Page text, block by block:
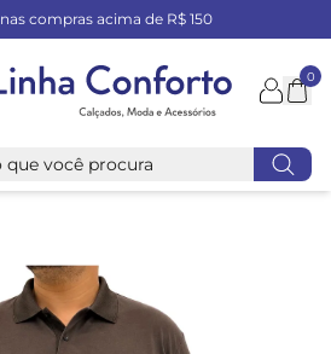
nas compras acima de R$ 150
0